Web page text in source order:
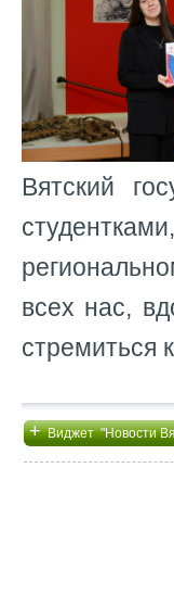
Вятский
всех нас,
стремиться
+Виджет "Новости